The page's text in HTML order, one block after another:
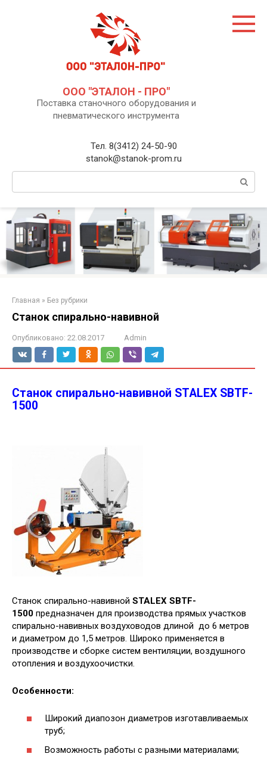
ООО "ЭТАЛОН - ПРО"
Поставка станочного оборудования и
пневматического инструмента
Тел. 8(3412) 24-50-90
stanok@stanok-prom.ru
Главная » Без рубрики
Станок спирально-навивной
Опубликовано: 22.08.2017 Admin
Станок спирально-навивной STALEX SBTF-
1500
Станок спирально-навивной STALEX SBTF-
1500 предназначен для производства прямых участков
спирально-навивных воздуховодов длиной до 6 метров
и диаметром до 1,5 метров. Широко применяется в
производстве и сборке систем вентиляции, воздушного
отопления и воздухоочистки.
Особенности:
Широкий диапозон диаметров изготавливаемых
труб;
Возможность работы с разными материалами;